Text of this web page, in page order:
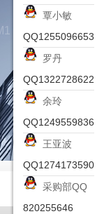
RZMO-TER-
覃小敏
QQ1255096653
罗丹
QQ1322728622
余玲
QQ1249559836
王亚波
QQ1274173590
采购部QQ
820255646